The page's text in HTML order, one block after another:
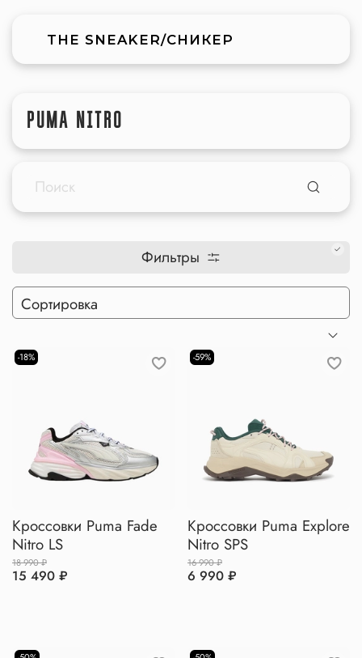
THE SNEAKER/СНИКЕР
PUMA NITRO
Фильтры
-18%
Кроссовки Puma Fade
Nitro LS
18 990 ₽
15 490 ₽
-59%
Кроссовки Puma Explore
Nitro SPS
16 990 ₽
6 990 ₽